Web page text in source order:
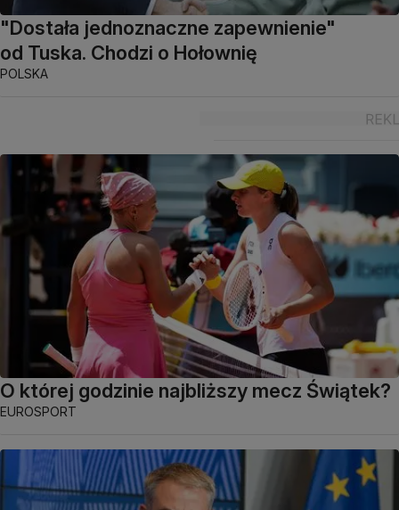
"Dostała jednoznaczne zapewnienie"
od Tuska. Chodzi o Hołownię
POLSKA
O której godzinie najbliższy mecz Świątek?
EUROSPORT